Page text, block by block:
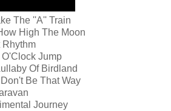
The ''A'' Train
High The Moon
Rhythm
Jump
Of Birdland
Be That Way
Journey